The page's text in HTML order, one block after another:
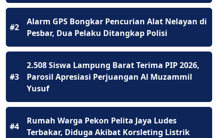
#2
Alarm GPS Bongkar Pencurian Alat Nelayan di
Pesbar, Dua Pelaku Ditangkap Polisi
#3
2.508 Siswa Lampung Barat Terima PIP 2026,
Parosil Apresiasi Perjuangan Al Muzammil
Yusuf
#4
Rumah Warga Pekon Pelita Jaya Ludes
Terbakar, Diduga Akibat Korsleting Listrik